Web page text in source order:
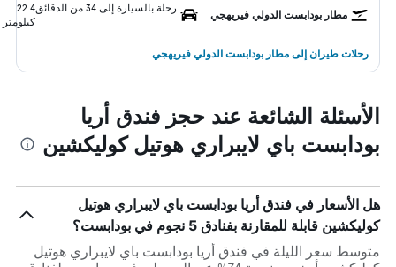
مطار بودابست الدولي فيريهجي
رحلة بالسيارة إلى 34 من الدقائق
22.4
كيلومتر
رحلات طيران إلى مطار بودابست الدولي فيريهجي
الأسئلة الشائعة عند حجز فندق أريا
بودابست باي لايبراري هوتيل كوليكشين
هل الأسعار في فندق أريا بودابست باي لايبراري هوتيل
كوليكشين قابلة للمقارنة بفنادق 5 نجوم في بودابست؟
متوسط سعر الليلة في فندق أريا بودابست باي لايبراري هوتيل